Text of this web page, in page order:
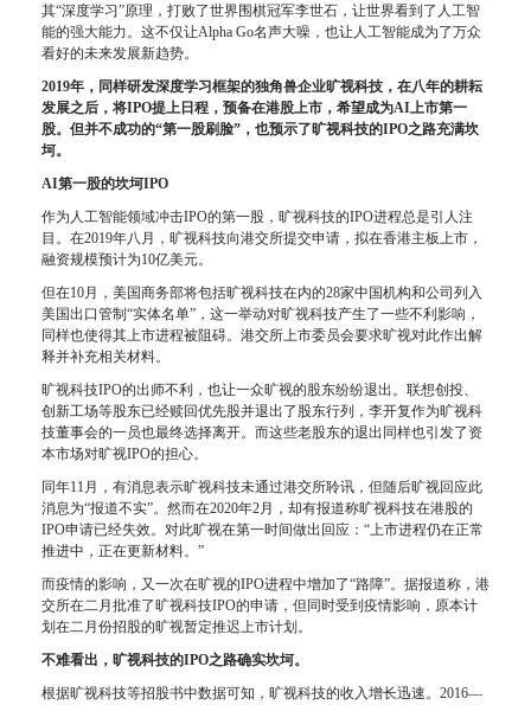
其“深度学习”原理，打败了世界围棋冠军李世石，让世界看到了人工智
能的强大能力。这不仅让Alpha Go名声大噪，也让人工智能成为了万众
看好的未来发展新趋势。
2019年，同样研发深度学习框架的独角兽企业旷视科技，在八年的耕耘
发展之后，将IPO提上日程，预备在港股上市，希望成为AI上市第一
股。但并不成功的“第一股刷脸”，也预示了旷视科技的IPO之路充满坎
坷。
AI第一股的坎坷IPO
作为人工智能领域冲击IPO的第一股，旷视科技的IPO进程总是引人注
目。在2019年八月，旷视科技向港交所提交申请，拟在香港主板上市，
融资规模预计为10亿美元。
但在10月，美国商务部将包括旷视科技在内的28家中国机构和公司列入
美国出口管制“实体名单”，这一举动对旷视科技产生了一些不利影响，
同样也使得其上市进程被阻碍。港交所上市委员会要求旷视对此作出解
释并补充相关材料。
旷视科技IPO的出师不利，也让一众旷视的股东纷纷退出。联想创投、
创新工场等股东已经赎回优先股并退出了股东行列，李开复作为旷视科
技董事会的一员也最终选择离开。而这些老股东的退出同样也引发了资
本市场对旷视IPO的担心。
同年11月，有消息表示旷视科技未通过港交所聆讯，但随后旷视回应此
消息为“报道不实”。然而在2020年2月，却有报道称旷视科技在港股的
IPO申请已经失效。对此旷视在第一时间做出回应：“上市进程仍在正常
推进中，正在更新材料。”
而疫情的影响，又一次在旷视的IPO进程中增加了“路障”。据报道称，港
交所在二月批准了旷视科技IPO的申请，但同时受到疫情影响，原本计
划在二月份招股的旷视暂定推迟上市计划。
不难看出，旷视科技的IPO之路确实坎坷。
根据旷视科技等招股书中数据可知，旷视科技的收入增长迅速。2016—